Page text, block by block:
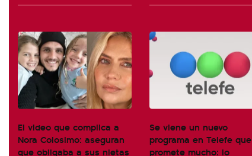
El video que complica a
Nora Colosimo: aseguran
que obligaba a sus nietas
Se viene un nuevo
programa en Telefe que
promete mucho: lo